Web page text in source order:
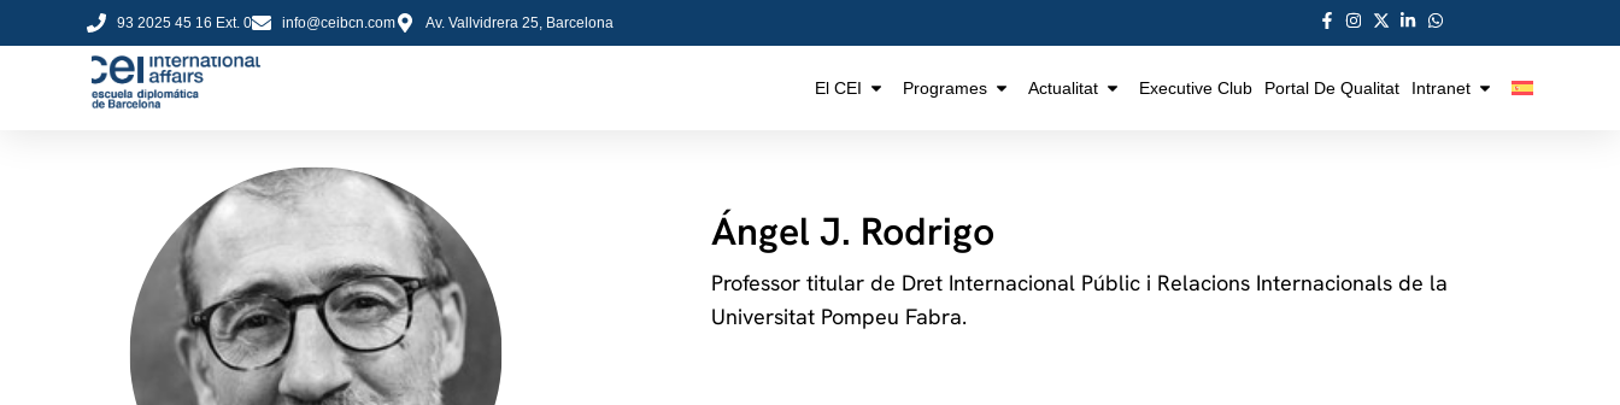
93 2025 45 16 Ext. 0 info@ceibcn.com Av. Vallvidrera 25, Barcelona
El CEI Programes Actualitat Executive Club Portal De Qualitat Intranet
Ángel J. Rodrigo
Professor titular de Dret Internacional Públic i Relacions Internacionals de la
Universitat Pompeu Fabra.